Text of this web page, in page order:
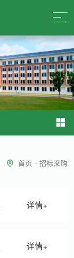
首页 - 招标采购
详情+
详情+